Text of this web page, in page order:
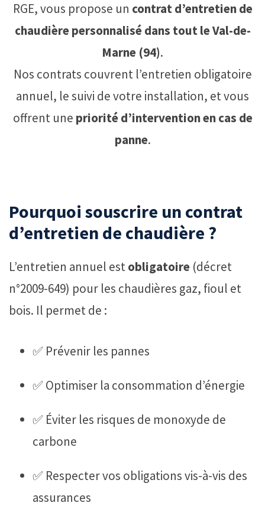
RGE, vous propose un contrat d’entretien de
chaudière personnalisé dans tout le Val-de-
Marne (94).
Nos contrats couvrent l’entretien obligatoire
annuel, le suivi de votre installation, et vous
offrent une priorité d’intervention en cas de
panne.
Pourquoi souscrire un contrat
d’entretien de chaudière ?
L’entretien annuel estobligatoire (décret
n°2009-649) pour les chaudières gaz, fioul et
bois. Il permet de :
✅ Prévenir les pannes
✅ Optimiser la consommation d’énergie
✅ Éviter les risques de monoxyde de
carbone
✅ Respecter vos obligations vis-à-vis des
assurances